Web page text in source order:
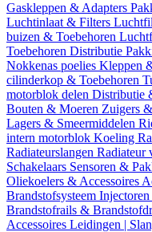
Gaskleppen & Adapters
Luchtinlaat & Filters
buizen & Toebehoren
Toebehoren Distributie
Nokkenas poelies Kleppen
cilinderkop & Toebehoren
motorblok delen Distributie
Bouten & Moeren Zuigers
Lagers & Smeermiddelen
intern motorblok Koeling
Radiateurslangen Radiateur
Schakelaars Sensoren &
Oliekoelers & Accessoires
Brandstofsysteem
Brandstofrails &
Accessoires Leidingen |